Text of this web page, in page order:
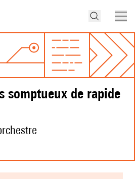
somptueux de rapide